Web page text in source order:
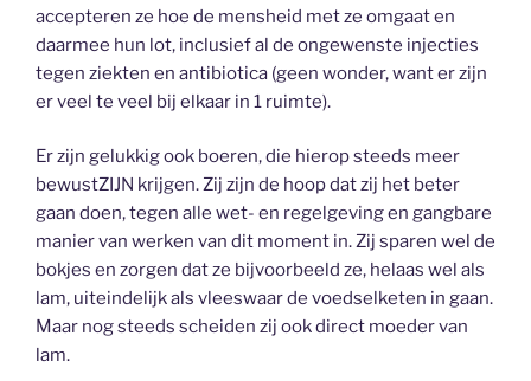
accepteren ze hoe de mensheid met ze omgaat en
daarmee hun lot, inclusief al de ongewenste injecties
tegen ziekten en antibiotica (geen wonder, want er zijn
er veel te veel bij elkaar in 1 ruimte).
Er zijn gelukkig ook boeren, die hierop steeds meer
bewustZIJN krijgen. Zij zijn de hoop dat zij het beter
gaan doen, tegen alle wet- en regelgeving en gangbare
manier van werken van dit moment in. Zij sparen wel de
bokjes en zorgen dat ze bijvoorbeeld ze, helaas wel als
lam, uiteindelijk als vleeswaar de voedselketen in gaan.
Maar nog steeds scheiden zij ook direct moeder van
lam.